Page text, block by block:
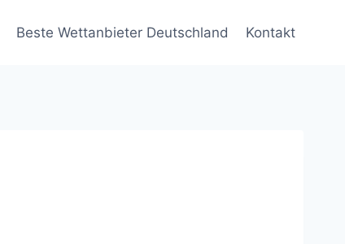
Beste Wettanbieter Deutschland Kontakt